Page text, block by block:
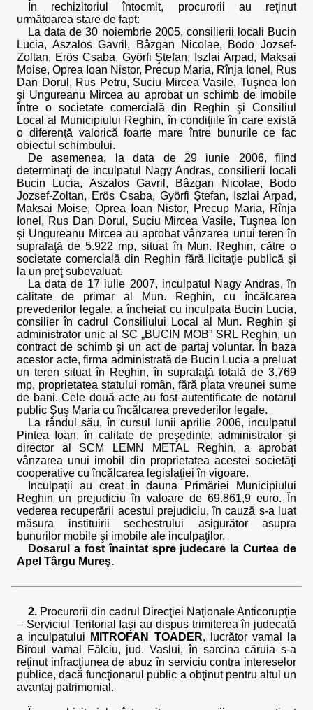
În rechizitoriul întocmit, procurorii au reţinut
următoarea stare de fapt:
La data de 30 noiembrie 2005, consilierii locali Bucin
Lucia, Aszalos Gavril, Bâzgan Nicolae, Bodo Jozsef-
Zoltan, Erös Csaba, Györfi Ştefan, Iszlai Arpad, Maksai
Moise, Oprea Ioan Nistor, Precup Maria, Rînja Ionel, Rus
Dan Dorul, Rus Petru, Suciu Mircea Vasile, Tuşnea Ion
şi Ungureanu Mircea au aprobat un schimb de imobile
între o societate comercială din Reghin şi Consiliul
Local al Municipiului Reghin, în condiţiile în care există
o diferenţă valorică foarte mare între bunurile ce fac
obiectul schimbului.
De asemenea, la data de 29 iunie 2006, fiind
determinaţi de inculpatul Nagy Andras, consilierii locali
Bucin Lucia, Aszalos Gavril, Bâzgan Nicolae, Bodo
Jozsef-Zoltan, Erös Csaba, Györfi Ştefan, Iszlai Arpad,
Maksai Moise, Oprea Ioan Nistor, Precup Maria, Rînja
Ionel, Rus Dan Dorul, Suciu Mircea Vasile, Tuşnea Ion
şi Ungureanu Mircea au aprobat vânzarea unui teren în
suprafaţă de 5.922 mp, situat în Mun. Reghin, către o
societate comercială din Reghin fără licitaţie publică şi
la un preţ subevaluat.
La data de 17 iulie 2007, inculpatul Nagy Andras, în
calitate de primar al Mun. Reghin, cu încălcarea
prevederilor legale, a încheiat cu inculpata Bucin Lucia,
consilier în cadrul Consiliului Local al Mun. Reghin şi
administrator unic al SC „BUCIN MOB” SRL Reghin, un
contract de schimb şi un act de partaj voluntar. În baza
acestor acte, firma administrată de Bucin Lucia a preluat
un teren situat în Reghin, în suprafaţă totală de 3.769
mp, proprietatea statului român, fără plata vreunei sume
de bani. Cele două acte au fost autentificate de notarul
public Şuş Maria cu încălcarea prevederilor legale.
La rândul său, în cursul lunii aprilie 2006, inculpatul
Pintea Ioan, în calitate de preşedinte, administrator şi
director al SCM LEMN METAL Reghin, a aprobat
vânzarea unui imobil din proprietatea acestei societăţi
cooperative cu încălcarea legislaţiei în vigoare.
Inculpaţii au creat în dauna Primăriei Municipiului
Reghin un prejudiciu în valoare de 69.861,9 euro. În
vederea recuperării acestui prejudiciu, în cauză s-a luat
măsura instituirii sechestrului asigurător asupra
bunurilor mobile şi imobile ale inculpaţilor.
Dosarul a fost înaintat spre judecare la Curtea de
Apel Târgu Mureş.
2. Procurorii din cadrul Direcţiei Naţionale Anticorupţie
– Serviciul Teritorial Iaşi au dispus trimiterea în judecată
a inculpatului
MITROFAN TOADER, lucrător vamal la
Biroul vamal Fălciu, jud. Vaslui, în sarcina căruia s-a
reţinut infracţiunea de abuz în serviciu contra intereselor
publice, dacă funcţionarul public a obţinut pentru altul un
avantaj patrimonial.